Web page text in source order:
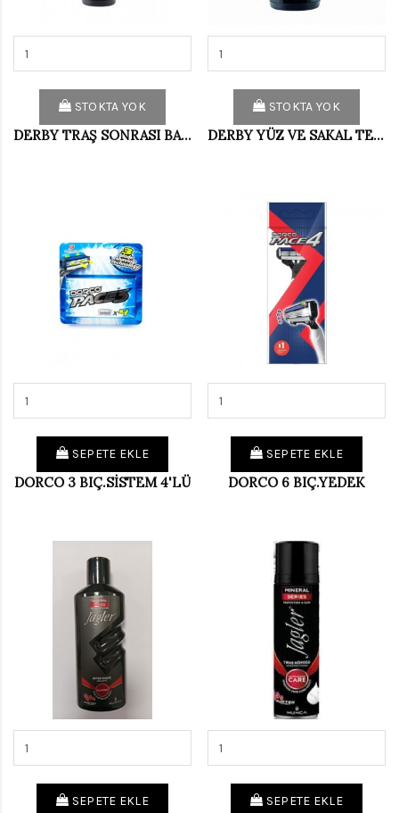
STOKTA YOK
DERBY TRAŞ SONRASI BALSAM 100 ML
STOKTA YOK
DERBY YÜZ VE SAKAL TEMİZ.JELİ 150 ML
SEPETE EKLE
DORCO 3 BIÇ.SİSTEM 4'LÜ
SEPETE EKLE
DORCO 6 BIÇ.YEDEK
SEPETE EKLE SEPETE EKLE